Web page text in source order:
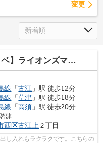
変更
オンズマンション古江ガーデン
線 「古江 」駅 徒歩12分
線 「草津 」駅 徒歩18分
線 「高須 」駅 徒歩20分
建
西区古江上２丁目
し入れもラクラクです。こちらの